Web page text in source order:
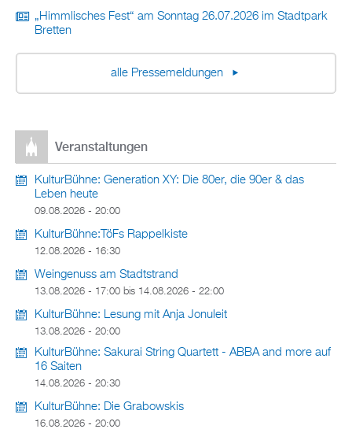
„Himmlisches Fest“ am Sonntag 26.07.2026 im Stadtpark
Bretten
alle Pressemeldungen
Veranstaltungen
KulturBühne: Generation XY: Die 80er, die 90er & das
Leben heute
09.08.2026 - 20:00
KulturBühne:TöFs Rappelkiste
12.08.2026 - 16:30
Weingenuss am Stadtstrand
13.08.2026 - 17:00 bis 14.08.2026 - 22:00
KulturBühne: Lesung mit Anja Jonuleit
13.08.2026 - 20:00
KulturBühne: Sakurai String Quartett - ABBA and more auf
16 Saiten
14.08.2026 - 20:30
KulturBühne: Die Grabowskis
16.08.2026 - 20:00